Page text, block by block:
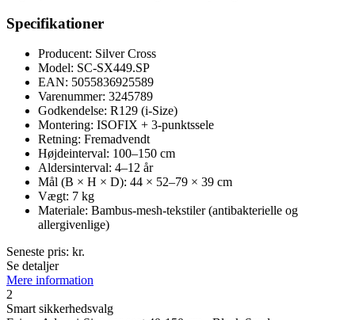
Specifikationer
Producent: Silver Cross
Model: SC-SX449.SP
EAN: 5055836925589
Varenummer: 3245789
Godkendelse: R129 (i-Size)
Montering: ISOFIX + 3-punktssele
Retning: Fremadvendt
Højdeinterval: 100–150 cm
Aldersinterval: 4–12 år
Mål (B × H × D): 44 × 52–79 × 39 cm
Vægt: 7 kg
Materiale: Bambus-mesh-tekstiler (antibakterielle og
allergivenlige)
Seneste pris: kr.
Se detaljer
Mere information
2
Smart sikkerhedsvalg